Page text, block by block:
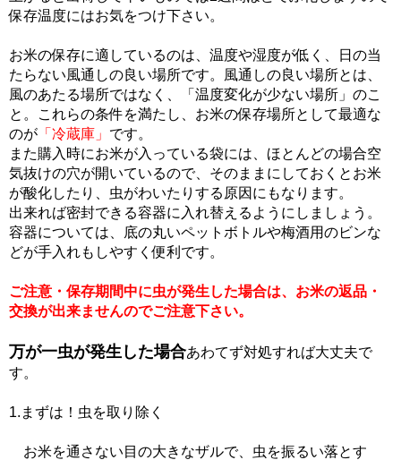
保存温度にはお気をつけ下さい。
お米の保存に適しているのは、温度や湿度が低く、日の当
たらない風通しの良い場所です。風通しの良い場所とは、
風のあたる場所ではなく、「温度変化が少ない場所」のこ
と。これらの条件を満たし、お米の保存場所として最適な
のが 「冷蔵庫」 です。
また購入時にお米が入っている袋には、ほとんどの場合空
気抜けの穴が開いているので、そのままにしておくとお米
が酸化したり、虫がわいたりする原因にもなります。
出来れば密封できる容器に入れ替えるようにしましょう。
容器については、底の丸いペットボトルや梅酒用のビンな
どが手入れもしやすく便利です。
ご注意・保存期間中に虫が発生した場合は、お米の返品・
交換が出来ませんのでご注意下さい。
万が一虫が発生した場合あわてず対処すれば大丈夫で
す。
1.まずは！虫を取り除く
お米を通さない目の大きなザルで、虫を振るい落とす